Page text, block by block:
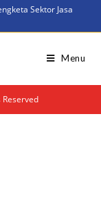
Sektor Jasa
Menu
Reserved